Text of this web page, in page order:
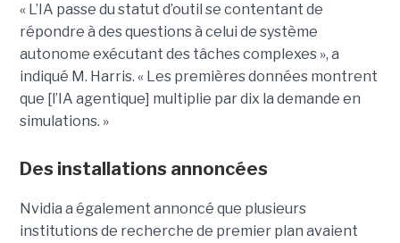
« L’IA passe du statut d’outil se contentant de
répondre à des questions à celui de système
autonome exécutant des tâches complexes », a
indiqué M. Harris. « Les premières données montrent
que [l’IA agentique] multiplie par dix la demande en
simulations. »
Des installations annoncées
Nvidia a également annoncé que plusieurs
institutions de recherche de premier plan avaient